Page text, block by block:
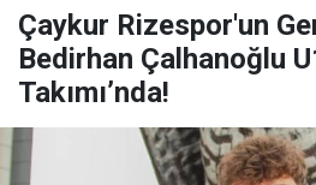
Çaykur Rizespor'un
Bedirhan Çalhanoğlu
Takımı’nda!